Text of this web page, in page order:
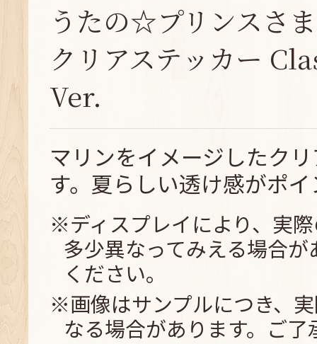
うたの☆プリンスさ
クリアステッカー
Ver.
マリンをイメージしたク
す。夏らしい透け感がポ
※ディスプレイにより、実
多少異なってみえる場合
ください。
※画像はサンプルにつき、
なる場合があります。ご